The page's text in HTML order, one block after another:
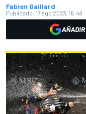
Fabien Gaillard
Publicado: 17 ago 2023, 15:48
AÑADIR